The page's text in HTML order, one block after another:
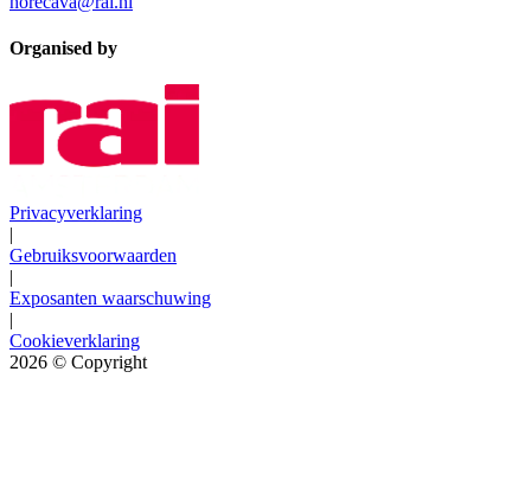
Organised by
Privacyverklaring
|
Gebruiksvoorwaarden
|
Exposanten waarschuwing
|
Cookieverklaring
2026 © Copyright